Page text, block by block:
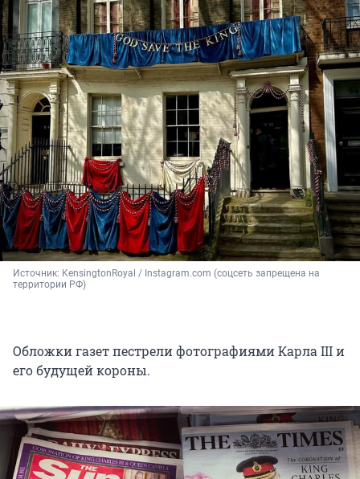
Источник: KensingtonRoyal / Instagram.com (соцсеть запрещена на
территории РФ)
Обложки газет пестрели фотографиями Карла III и
его будущей короны.